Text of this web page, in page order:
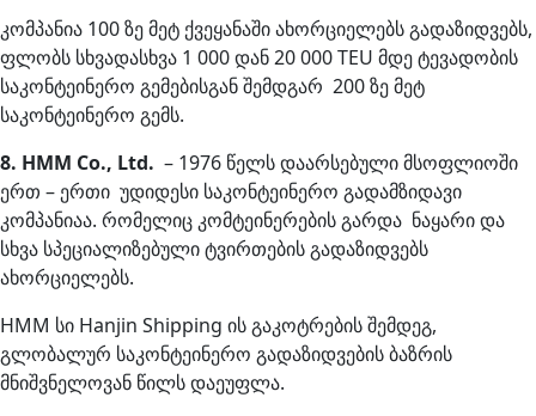
კომპანია 100 ზე მეტ ქვეყანაში ახორციელებს გადაზიდვებს,
ფლობს სხვადასხვა 1 000 დან 20 000 TEU მდე ტევადობის
საკონტეინერო გემებისგან შემდგარ 200 ზე მეტ
საკონტეინერო გემს.
8. HMM Co., Ltd. – 1976 წელს დაარსებული მსოფლიოში
ერთ – ერთი უდიდესი საკონტეინერო გადამზიდავი
კომპანიაა. რომელიც კომტეინერების გარდა ნაყარი და
სხვა სპეციალიზებული ტვირთების გადაზიდვებს
ახორციელებს.
HMM სი Hanjin Shipping ის გაკოტრების შემდეგ,
გლობალურ საკონტეინერო გადაზიდვების ბაზრის
მნიშვნელოვან წილს დაეუფლა.